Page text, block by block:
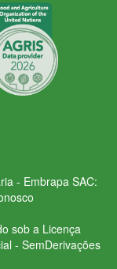
- Embrapa SAC:
sob a Licença
- SemDerivações